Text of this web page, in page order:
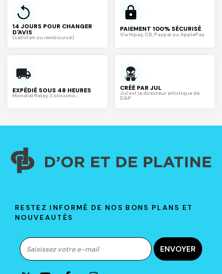
14 JOURS POUR CHANGER
D'AVIS
(satisfait ou remboursé)
PAIEMENT 100% SÉCURISÉ
Via Hipay, CB, Paypal ou ApplePay
EXPÉDIÉ SOUS 48 HEURES
Mondial Relay, Colissimo...
CRÉÉ PAR JUL
Jul est le directeur artistique de
D&P
RESTEZ INFORMÉ DE NOS BONS PLANS ET
NOUVEAUTÉS
ENVOYER